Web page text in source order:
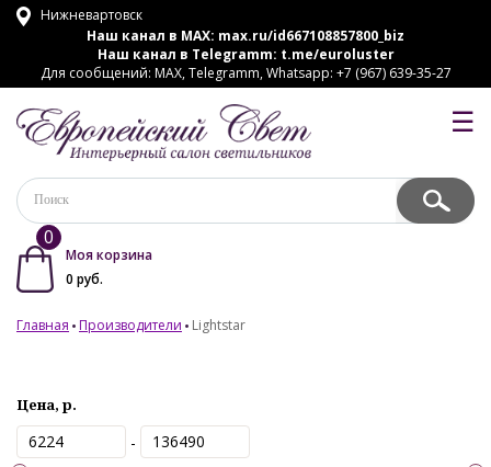
Нижневартовск
Наш канал в MAX: max.ru/id667108857800_biz
Наш канал в Telegramm: t.me/euroluster
Для сообщений: MAX, Telegramm, Whatsapp: +7 (967) 639-35-27
☰
0
Моя корзина
0 руб.
Главная Производители Lightstar
Цена, р.
-